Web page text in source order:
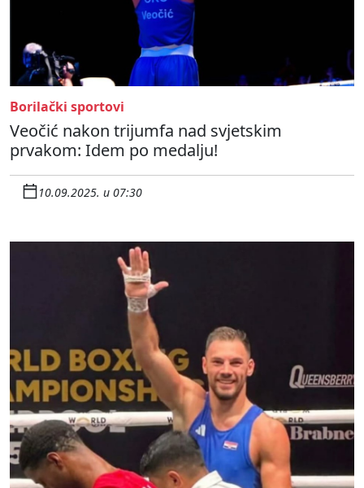
Borilački sportovi
Veočić nakon trijumfa nad svjetskim
prvakom: Idem po medalju!
10.09.2025. u 07:30